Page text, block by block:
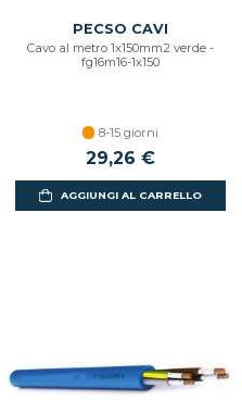
PECSO CAVI
Cavo al metro 1x150mm2 verde -
fg16m16-1x150
8-15 giorni
29,26 €
AGGIUNGI AL CARRELLO